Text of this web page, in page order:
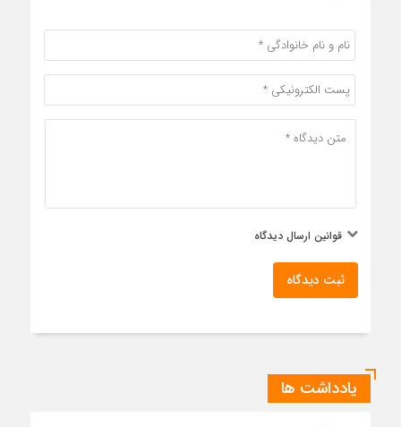
قوانین ارسال دیدگاه
ثبت دیدگاه
یادداشت ها